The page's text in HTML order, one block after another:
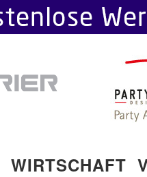
WIRTSCHAFT